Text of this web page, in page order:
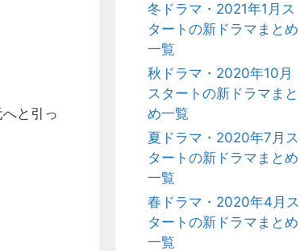
と引っ
冬ドラマ・2021年1月ス
タートの新ドラマまとめ
一覧
秋ドラマ・2020年10月
スタートの新ドラマまと
め一覧
夏ドラマ・2020年7月ス
タートの新ドラマまとめ
一覧
春ドラマ・2020年4月ス
タートの新ドラマまとめ
一覧